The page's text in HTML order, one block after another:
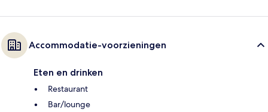
Accommodatie-voorzieningen
Eten en drinken
Restaurant
Bar/lounge